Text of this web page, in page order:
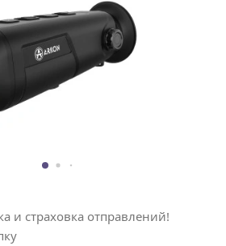
и страховка отправлений!